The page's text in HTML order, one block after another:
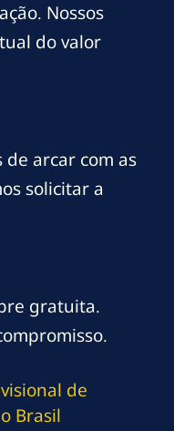
Nossos
do valor
de arcar com as
solicitar a
gratuita.
de
Brasil